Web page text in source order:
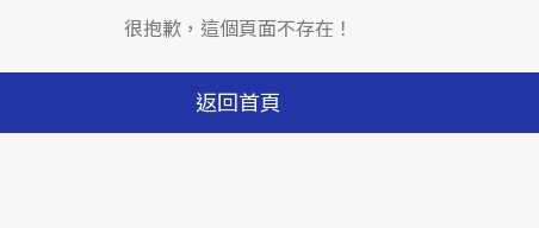
很抱歉，這個頁面不存在！
返回首頁